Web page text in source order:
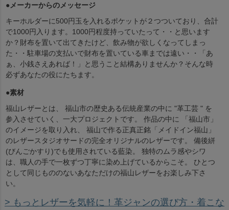
●メーカーからのメッセージ
キーホルダーに500円玉を入れるポケットが２つついており、合計
で1000円入ります。1000円程度持っていたって・・と思います
か？財布を置いて出てきたけど、飲み物が欲しくなってしまっ
た・・駐車場の支払いで財布を置いている車までは遠い・・「あ
ぁ、小銭さえあれば！」と思うこと結構ありませんか？そんな時
必ずあなたの役にたちます。
●素材
福山レザーとは、 福山市の歴史ある伝統産業の中に "革工芸 " を
参入させていく、一大プロジェクトです。 作品の中に 「福山市」
のイメージを取り入れ、 福山で作る正真正銘「メイドイン福山」
のレザースタジオサードの完全オリジナルのレザーです。 備後絣
(びんごかすり)でも使用されている藍染。 独特のムラ感やシワ
は、職人の手で一枚ずつ丁寧に染め上げているからこそ。 ひとつ
として同じもののないあなただけの福山レザーをお楽しみ下さ
い。
> もっとレザーを気軽に！革ジャンの選び方・着こな